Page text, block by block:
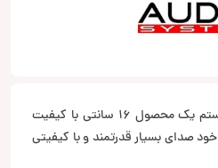
CARBON165 از برند آدیوسیستم یک محصول 16 سانتی با کیفیت
است که با توان 80 وات RMS خود صدای بسیار قدرتمند و با کیفیتی